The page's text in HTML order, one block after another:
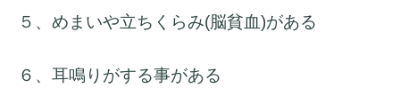
５、めまいや立ちくらみ(脳貧血)がある
６、耳鳴りがする事がある